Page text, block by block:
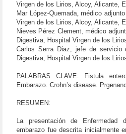
Virgen de los Lirios, Alcoy, Alicante,
Mar López-Quemada, médico
Virgen de los Lirios, Alcoy, Alicante,
Nieves Pérez Clement, médico
Digestiva, Hospital Virgen de los
Carlos Serra Diaz, jefe de
Digestiva, Hospital Virgen de los
PALABRAS CLAVE: Fistula
Embarazo. Crohn’s disease.
RESUMEN:
La presentación de Enfermedad
embarazo fue descrita inicialmente